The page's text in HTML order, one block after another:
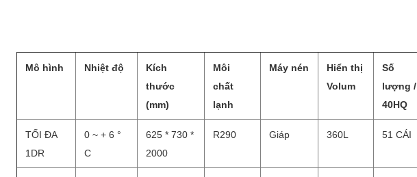
Mô hình Nhiệt độ
Kích
thước
(mm)
Môi
chất
lạnh
Máy nén
Hiển thị
Volum
Số
lượng /
40HQ
TỐI ĐA
1DR
0 ~ + 6 °
C
625 * 730 *
2000
R290 Giáp 360L 51 CÁI